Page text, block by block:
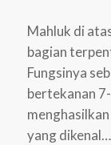
Mahluk di
bagian
Fungsinya
bertekanan
yang dikenal…